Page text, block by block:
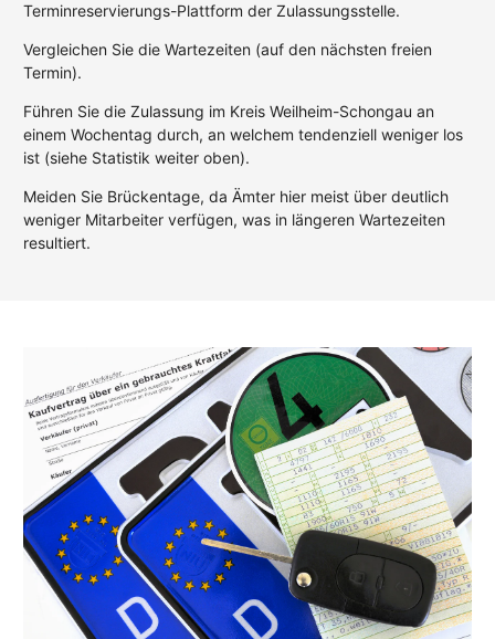
Terminreservierungs-Plattform der Zulassungsstelle.
Vergleichen Sie die Wartezeiten (auf den nächsten freien
Termin).
Führen Sie die Zulassung im Kreis Weilheim-Schongau an
einem Wochentag durch, an welchem tendenziell weniger los
ist (siehe Statistik weiter oben).
Meiden Sie Brückentage, da Ämter hier meist über deutlich
weniger Mitarbeiter verfügen, was in längeren Wartezeiten
resultiert.